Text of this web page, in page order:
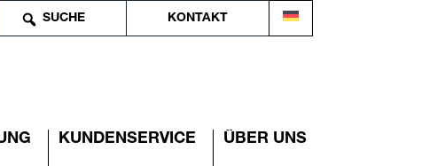
SUCHE KONTAKT
KUNDENSERVICE ÜBER UNS